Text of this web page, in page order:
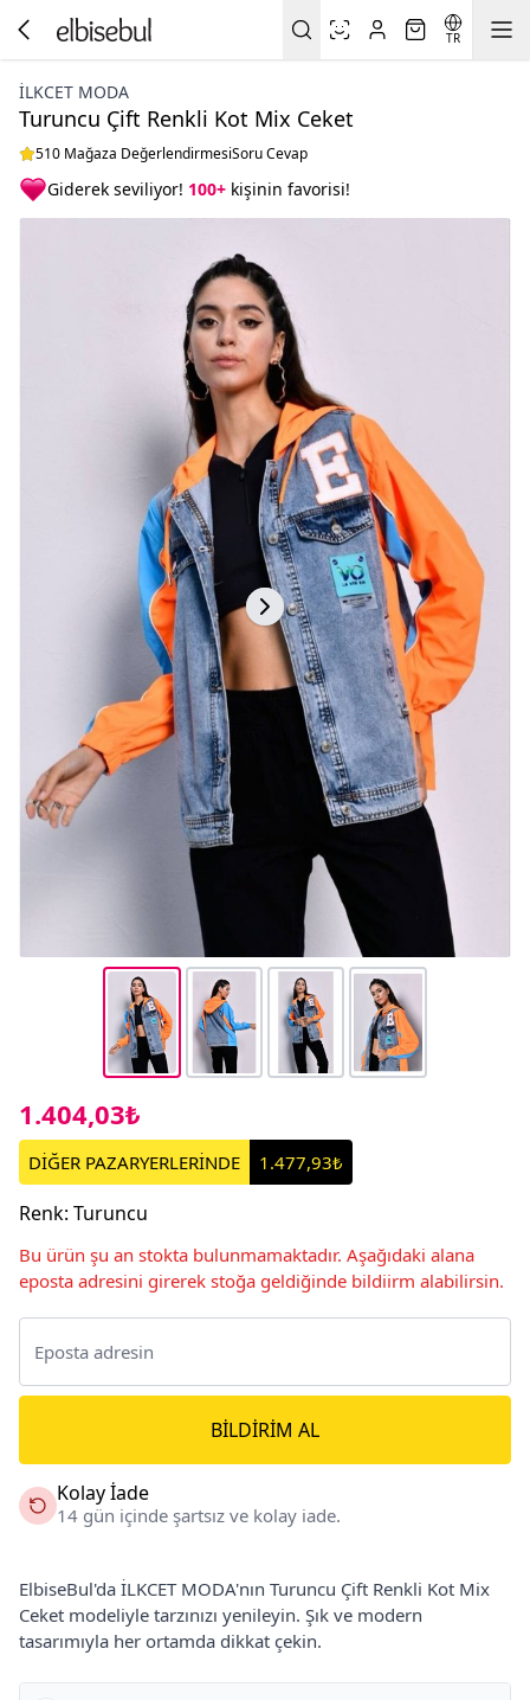
TR
İLKCET MODA
Turuncu Çift Renkli Kot Mix Ceket
510 Mağaza DeğerlendirmesiSoru Cevap
Giderek seviliyor! 100+ kişinin favorisi!
1.404,03₺
DİĞER PAZARYERLERİNDE 1.477,93₺
Renk: Turuncu
Bu ürün şu an stokta bulunmamaktadır. Aşağıdaki alana
eposta adresini girerek stoğa geldiğinde bildiirm alabilirsin.
BILDIRIM AL
Kolay İade
14 gün içinde şartsız ve kolay iade.
ElbiseBul'da İLKCET MODA'nın Turuncu Çift Renkli Kot Mix
Ceket modeliyle tarzınızı yenileyin. Şık ve modern
tasarımıyla her ortamda dikkat çekin.